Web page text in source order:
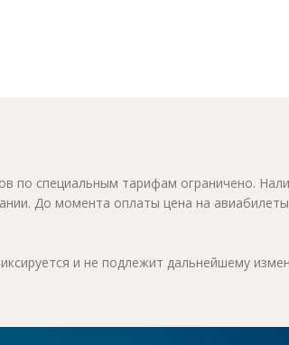
по специальным тарифам ограничено.
До момента оплаты цена на
и не подлежит дальнейшему